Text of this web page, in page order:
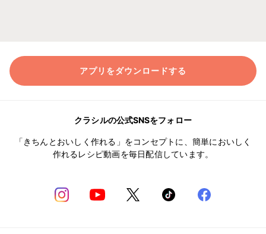
アプリをダウンロードする
クラシルの公式SNSをフォロー
「きちんとおいしく作れる」をコンセプトに、簡単においしく
作れるレシピ動画を毎日配信しています。